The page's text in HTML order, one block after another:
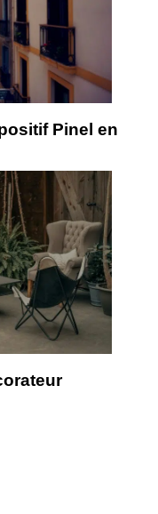
Pinel en